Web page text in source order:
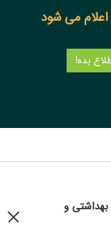
اعلام می شود
بده!
بهداشتی و